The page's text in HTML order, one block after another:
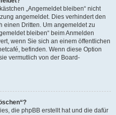
„Angemeldet bleiben“ nicht
angemeldet. Dies verhindert den
einen Dritten. Um angemeldet zu
bleiben“ beim Anmelden
wenn Sie sich an einem öffentlichen
befinden. Wenn diese Option
vermutlich von der Board-
die phpBB erstellt hat und die dafür